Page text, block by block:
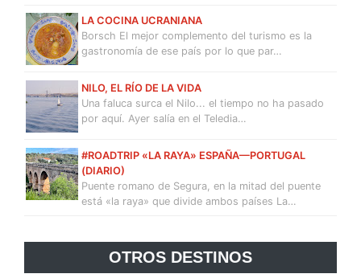
LA COCINA UCRANIANA
Borsch El mejor complemento del turismo es la
gastronomía de ese país por lo que par…
NILO, EL RÍO DE LA VIDA
Una faluca surca el Nilo... el tiempo no ha pasado
por aquí. Ayer salía en el Teledia…
#ROADTRIP «LA RAYA» ESPAÑA—PORTUGAL
(DIARIO)
Puente romano de Segura, en la mitad del puente
está «la raya» que divide ambos países La…
OTROS DESTINOS